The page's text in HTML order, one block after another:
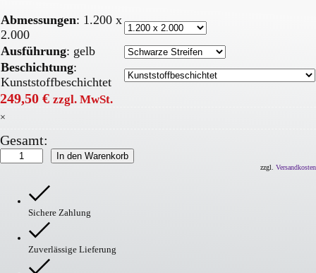
Abmessungen: 1.200 x
2.000
Ausführung: gelb
Beschichtung:
Kunststoffbeschichtet
249,50 € zzgl. MwSt.
×
Gesamt:
BLACK
BULL-
Menge
In den Warenkorb
zzgl. Versandkosten
Sichere Zahlung
Zuverlässige Lieferung